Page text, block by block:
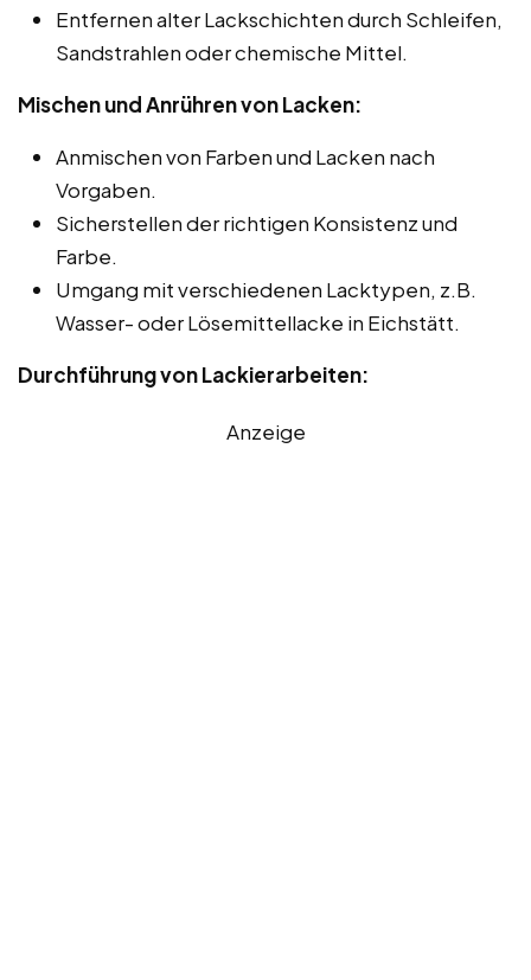
Entfernen alter Lackschichten durch Schleifen,
Sandstrahlen oder chemische Mittel.
Mischen und Anrühren von Lacken:
Anmischen von Farben und Lacken nach
Vorgaben.
Sicherstellen der richtigen Konsistenz und
Farbe.
Umgang mit verschiedenen Lacktypen, z.B.
Wasser- oder Lösemittellacke in Eichstätt.
Durchführung von Lackierarbeiten:
Anzeige